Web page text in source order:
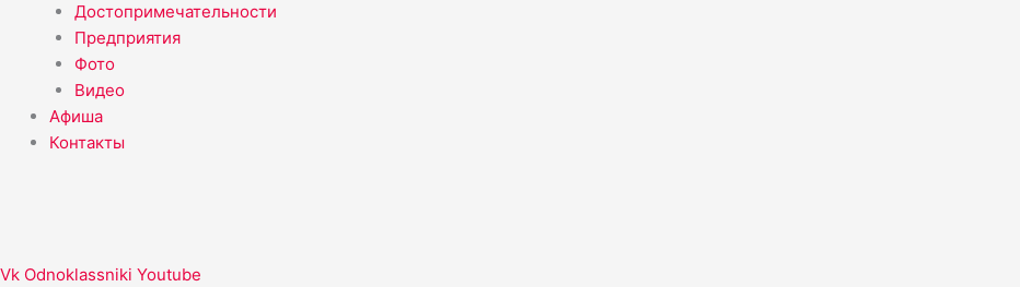
Достопримечательности
Предприятия
Фото
Видео
Афиша
Контакты
Vk Odnoklassniki Youtube